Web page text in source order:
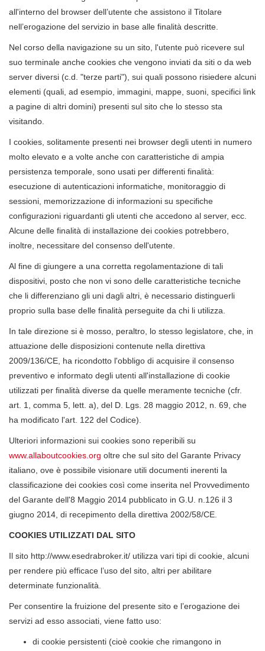
all'interno del browser dell’utente che assistono il Titolare
nell’erogazione del servizio in base alle finalità descritte.
Nel corso della navigazione su un sito, l'utente può ricevere sul
suo terminale anche cookies che vengono inviati da siti o da web
server diversi (c.d. "terze parti"), sui quali possono risiedere alcuni
elementi (quali, ad esempio, immagini, mappe, suoni, specifici link
a pagine di altri domini) presenti sul sito che lo stesso sta
visitando.
I cookies, solitamente presenti nei browser degli utenti in numero
molto elevato e a volte anche con caratteristiche di ampia
persistenza temporale, sono usati per differenti finalità:
esecuzione di autenticazioni informatiche, monitoraggio di
sessioni, memorizzazione di informazioni su specifiche
configurazioni riguardanti gli utenti che accedono al server, ecc.
Alcune delle finalità di installazione dei cookies potrebbero,
inoltre, necessitare del consenso dell'utente.
Al fine di giungere a una corretta regolamentazione di tali
dispositivi, posto che non vi sono delle caratteristiche tecniche
che li differenziano gli uni dagli altri, è necessario distinguerli
proprio sulla base delle finalità perseguite da chi li utilizza.
In tale direzione si è mosso, peraltro, lo stesso legislatore, che, in
attuazione delle disposizioni contenute nella direttiva
2009/136/CE, ha ricondotto l'obbligo di acquisire il consenso
preventivo e informato degli utenti all'installazione di cookie
utilizzati per finalità diverse da quelle meramente tecniche (cfr.
art. 1, comma 5, lett. a), del D. Lgs. 28 maggio 2012, n. 69, che
ha modificato l'art. 122 del Codice).
Ulteriori informazioni sui cookies sono reperibili su
www.allaboutcookies.org oltre che sul sito del Garante Privacy
italiano, ove è possibile visionare utili documenti inerenti la
classificazione dei cookies così come inserita nel Provvedimento
del Garante dell'8 Maggio 2014 pubblicato in G.U. n.126 il 3
giugno 2014, di recepimento della direttiva 2002/58/CE.
COOKIES UTILIZZATI DAL SITO
Il sito http://www.esedrabroker.it/ utilizza vari tipi di cookie, alcuni
per rendere più efficace l’uso del sito, altri per abilitare
determinate funzionalità.
Per consentire la fruizione del presente sito e l’erogazione dei
servizi ad esso associati, viene fatto uso:
di cookie persistenti (cioè cookie che rimangono in